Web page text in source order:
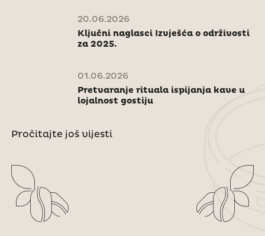
20.06.2026
Ključni naglasci Izvješća o održivosti
za 2025.
01.06.2026
Pretvaranje rituala ispijanja kave u
lojalnost gostiju
Pročitajte još vijesti